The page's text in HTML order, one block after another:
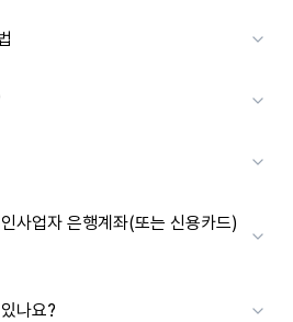
사업자 은행계좌(또는 신용카드)
나요?